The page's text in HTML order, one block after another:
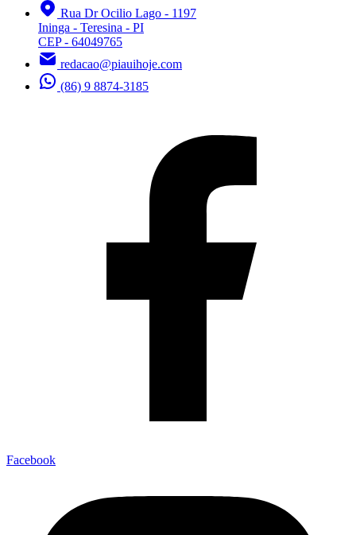
Rua Dr Ocilio Lago - 1197
Ininga - Teresina - PI
CEP - 64049765
redacao@piauihoje.com
(86) 9 8874-3185
Facebook